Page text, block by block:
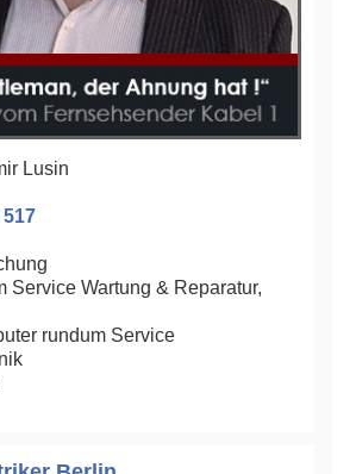
Lusin
Service Wartung & Reparatur,
rundum Service